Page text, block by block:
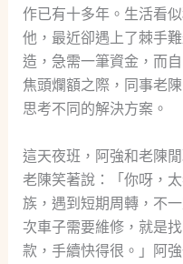
作已有十多年。生活看
他，最近卻遇上了棘手
造，急需一筆資金，而
焦頭爛額之際，同事老
思考不同的解決方案。
這天夜班，阿強和老陳
老陳笑著說：「你呀，
族，遇到短期周轉，不
次車子需要維修，就是
款，手續快得很。」阿